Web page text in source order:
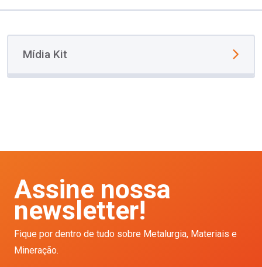
Mídia Kit
Assine nossa
newsletter!
Fique por dentro de tudo sobre Metalurgia, Materiais e
Mineração.